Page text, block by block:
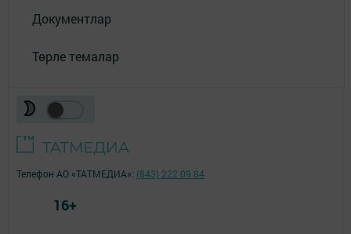
Документлар
Төрле темалар
Телефон АО «ТАТМЕДИА»: (843) 222 09 84
16+